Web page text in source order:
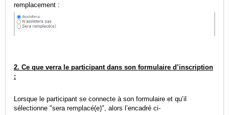
remplacement :
2. Ce que verra le participant dans son formulaire d’inscription
:
Lorsque le participant se connecte à son formulaire et qu’il
sélectionne "sera remplacé(e)", alors l’encadré ci-